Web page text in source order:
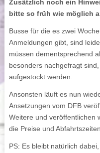
Zusätzlich noch ein
bitte so früh wie möglich
Busse für die es zwei
Anmeldungen gibt, sind
müssen dementsprechend
besonders nachgefragt
aufgestockt werden.
Ansonsten läuft es nun
Ansetzungen vom DFB
Weitere und veröffentlichen
die Preise und
PS: Es bleibt natürlich